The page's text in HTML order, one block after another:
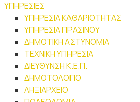
ΥΠΗΡΕΣΙΕΣ
ΥΠΗΡΕΣΙΑ ΚΑΘΑΡΙΟΤΗΤΑΣ
ΥΠΗΡΕΣΙΑ ΠΡΑΣΙΝΟΥ
ΔΗΜΟΤΙΚΗ ΑΣΤΥΝΟΜΙΑ
ΤΕΧΝΙΚΗ ΥΠΗΡΕΣΙΑ
ΔΙΕΥΘΥΝΣΗ Κ.Ε.Π.
ΔΗΜΟΤΟΛΟΓΙΟ
ΛΗΞΙΑΡΧΕΙΟ